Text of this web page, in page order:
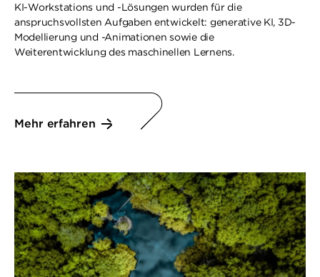
KI-Workstations und -Lösungen wurden für die
anspruchsvollsten Aufgaben entwickelt: generative KI, 3D-
Modellierung und -Animationen sowie die
Weiterentwicklung des maschinellen Lernens.
Mehr erfahren